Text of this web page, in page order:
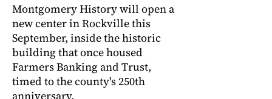
Montgomery History will open a
new center in Rockville this
September, inside the historic
building that once housed
Farmers Banking and Trust,
timed to the county's 250th
anniversary.